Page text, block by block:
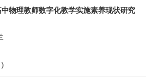
物理教师数字化教学实施素养现状研究
)